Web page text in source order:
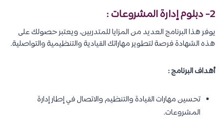
2- دبلوم إدارة المشروعات :
يوفر هذا البرنامج العديد من المزايا للمتدربين، ويعتبر حصولك على
هذه الشهادة فرصة لتطوير مهاراتك القيادية والتنظيمية والتواصلية.
أهداف البرنامج :
تحسين مهارات القيادة والتنظيم والاتصال في إطار إدارة
المشروعات.